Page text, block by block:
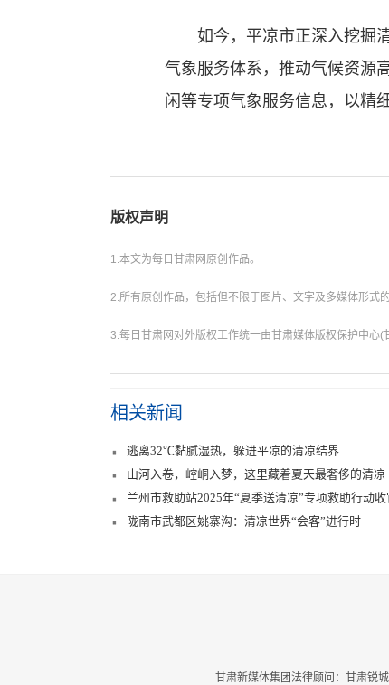
如今，平凉市正深入挖掘清
气象服务体系，推动气候资源
闲等专项气象服务信息，以精
版权声明
1.本文为每日甘肃网原创作品。
2.所有原创作品，包括但不限于图片、文字及多媒体形式
3.每日甘肃网对外版权工作统一由甘肃媒体版权保护中心
相关新闻
逃离32℃黏腻湿热，躲进平凉的清凉结界
山河入卷，崆峒入梦，这里藏着夏天最奢侈的清凉
兰州市救助站2025年“夏季送清凉”专项救助行动收
陇南市武都区姚寨沟：清凉世界“会客”进行时
甘肃新媒体集团法律顾问：甘肃